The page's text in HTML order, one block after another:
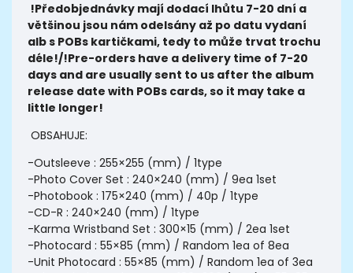
!Předobjednávky mají dodací lhůtu 7-20 dní a
většinou jsou nám odelsány až po datu vydaní
alb s POBs kartičkami, tedy to může trvat trochu
déle!/!Pre-orders have a delivery time of 7-20
days and are usually sent to us after the album
release date with POBs cards, so it may take a
little longer!
OBSAHUJE:
-Outsleeve : 255×255 (mm) / 1type
-Photo Cover Set : 240×240 (mm) / 9ea 1set
-Photobook : 175×240 (mm) / 40p / 1type
-CD-R : 240×240 (mm) / 1type
-Karma Wristband Set : 300×15 (mm) / 2ea 1set
-Photocard : 55×85 (mm) / Random 1ea of 8ea
-Unit Photocard : 55×85 (mm) / Random 1ea of 3ea